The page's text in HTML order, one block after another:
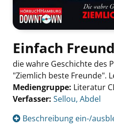
Einfach
die wahre Geschichte des
"Ziemlich beste Freunde".
Mediengruppe: Literatur
Verfasser: Suche nach
Sellou, Abdel
Beschreibung ein-/